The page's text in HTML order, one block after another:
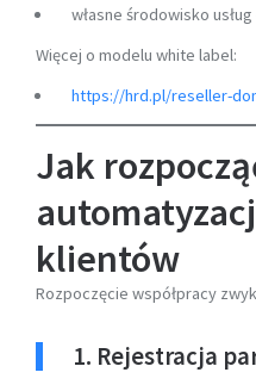
własne środowisko
Więcej o modelu white label:
https://hrd.pl/reseller-
Jak
klientów
Rozpoczęcie współpracy
1. Rejestracja